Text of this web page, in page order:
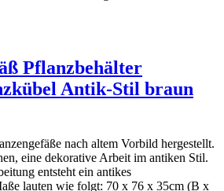
Pflanzbehälter
Antik-Stil braun
nach altem Vorbild hergestellt.
eine dekorative Arbeit im antiken Stil.
entsteht ein antikes
lauten wie folgt: 70 x 76 x 35cm (B x